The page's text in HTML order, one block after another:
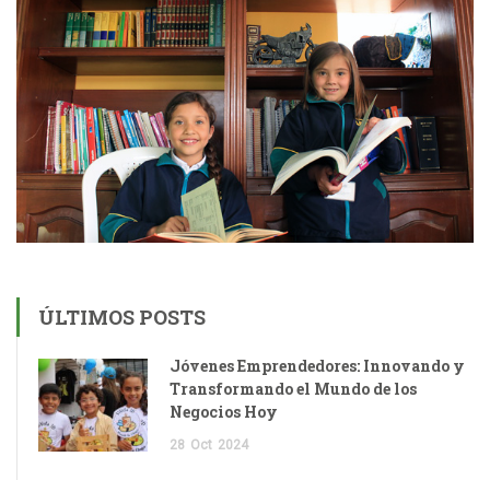
ÚLTIMOS POSTS
Jóvenes Emprendedores: Innovando y
Transformando el Mundo de los
Negocios Hoy
28 Oct 2024